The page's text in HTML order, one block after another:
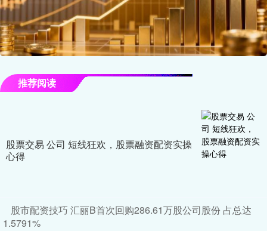
推荐阅读
股票交易 公司 短线狂欢，股票融资配资实操
心得
股市配资技巧 汇丽B首次回购286.61万股公司股份 占总达
1.5791%